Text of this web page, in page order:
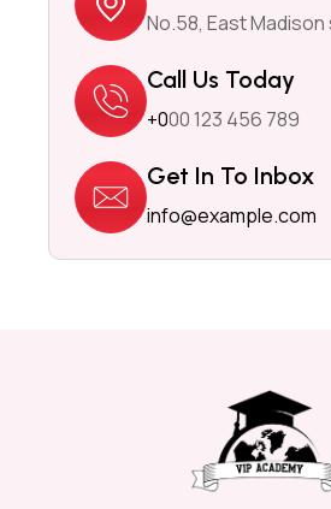
No.58, East Madison
Call Us Today
+000 123 456 789
Get In To Inbox
info@example.com